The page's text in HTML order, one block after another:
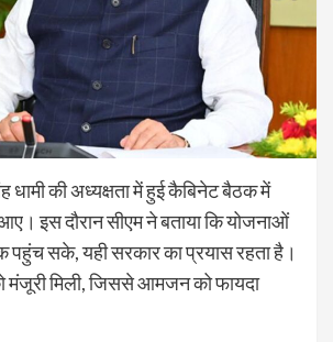
धामी की अध्यक्षता में हुई कैबिनेट बैठक में
इस दौरान सीएम ने बताया कि योजनाओं
सके, यही सरकार का प्रयास रहता है।
मंजूरी मिली, जिससे आमजन को फायदा